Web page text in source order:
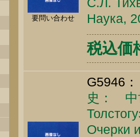
要問い合わせ
Наука,
税込価
G5946：
史： 中
Очерки